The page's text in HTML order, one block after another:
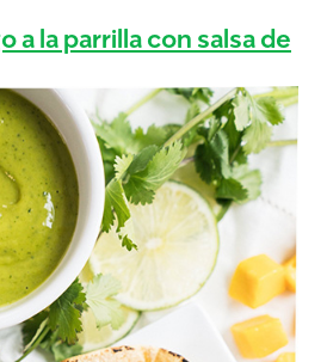
a la parrilla con salsa de